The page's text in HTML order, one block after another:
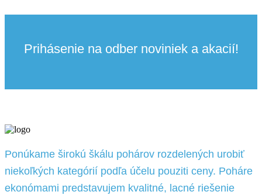
through
Prihásenie na odber noviniek a akacií!
Ponúkame širokú škálu pohárov rozdelených urobiť
niekoľkých kategórií podľa účelu pouziti ceny. Poháre
ekonómami predstavujem kvalitné, lacné riešenie